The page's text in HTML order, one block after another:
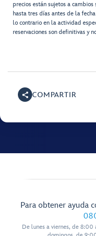
precios están sujetos a
hasta tres días antes de la
lo contrario en la actividad
reservaciones son definitivas y
COMPARTIR
Para obtener ayuda
De lunes a viernes, de